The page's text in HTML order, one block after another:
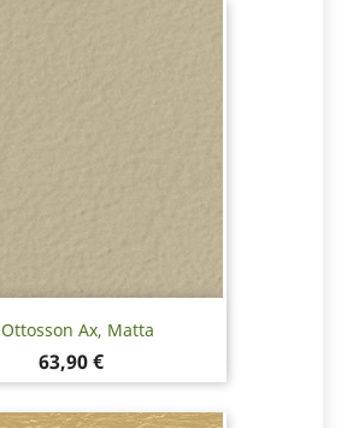
Ottosson Ax, Matta
Hinta
63,90 €